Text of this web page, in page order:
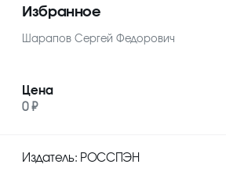
Избранное
Шарапов Сергей Федорович
Цена
0 ₽
Издатель: РОССПЭН